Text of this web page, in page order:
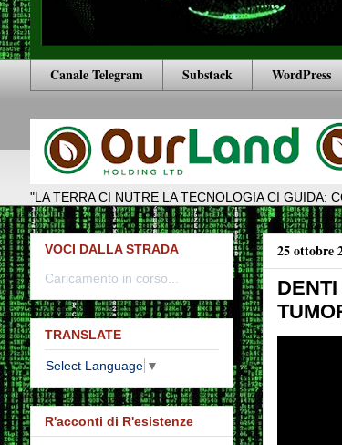
Canale Telegram Substack WordPress
"LA TERRA CI NUTRE LA TECNOLOGIA CI GUIDA:
25 ottobre
VOCI DALLA STRADA
Caricamento in corso...
TRANSLATE
Select Language ▼
R'acconti di R'esistenze